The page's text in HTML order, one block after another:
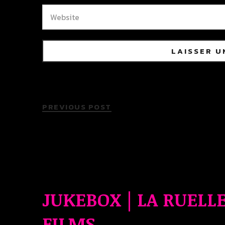
PREVIOUS POST
JUKEBOX | LA